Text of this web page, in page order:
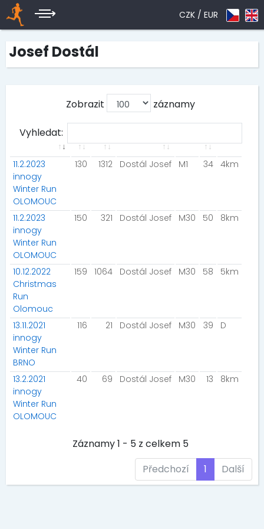
CZK / EUR
Josef Dostál
Zobrazit záznamy
Vyhledat:
11.2.2023
innogy
Winter Run
OLOMOUC
130 1312 Dostál Josef M1 34 4km
11.2.2023
innogy
Winter Run
OLOMOUC
150 321 Dostál Josef M30 50 8km
10.12.2022
Christmas
Run
Olomouc
159 1064 Dostál Josef M30 58 5km
13.11.2021
innogy
Winter Run
BRNO
116 21 Dostál Josef M30 39 D
13.2.2021
innogy
Winter Run
OLOMOUC
40 69 Dostál Josef M30 13 8km
Záznamy 1 - 5 z celkem 5
Předchozí
1 Další